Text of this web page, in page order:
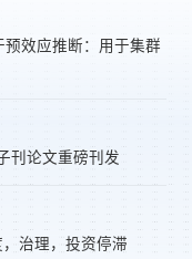
预效应推断：用于集群
刊论文重磅刊发
治理，投资停滞